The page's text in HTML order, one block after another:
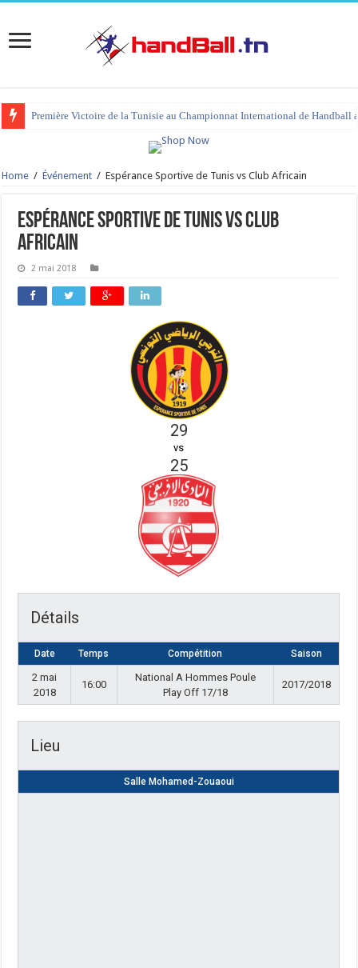
Première Victoire de la Tunisie au Championnat International de Handball
Home / Événement / Espérance Sportive de Tunis vs Club Africain
Espérance Sportive de Tunis vs Club
Africain
2 mai 2018
29
vs
25
Détails
Date Temps Compétition Saison
2 mai
2018
16:00
National A Hommes Poule
Play Off 17/18
2017/2018
Lieu
Salle Mohamed-Zouaoui